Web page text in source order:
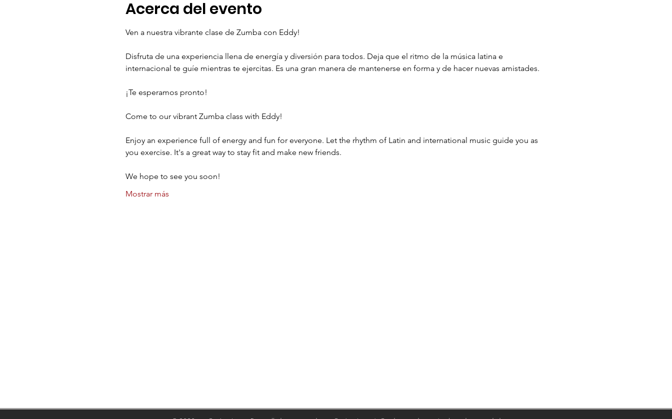
Acerca del evento
Ven a nuestra vibrante clase de Zumba con Eddy!
Disfruta de una experiencia llena de energía y diversión para todos. Deja que el ritmo de la música latina e
internacional te guíe mientras te ejercitas. Es una gran manera de mantenerse en forma y de hacer nuevas amistades.
¡Te esperamos pronto!
Come to our vibrant Zumba class with Eddy!
Enjoy an experience full of energy and fun for everyone. Let the rhythm of Latin and international music guide you as
you exercise. It's a great way to stay fit and make new friends.
We hope to see you soon!
Mostrar más